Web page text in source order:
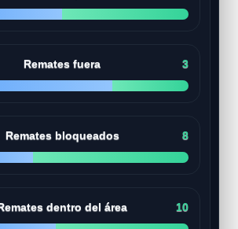
Remates fuera 3
Remates bloqueados 8
dentro del área 10